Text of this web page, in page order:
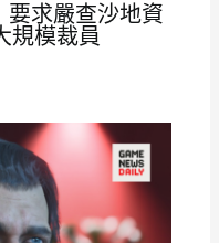
求嚴查沙地資
模裁員